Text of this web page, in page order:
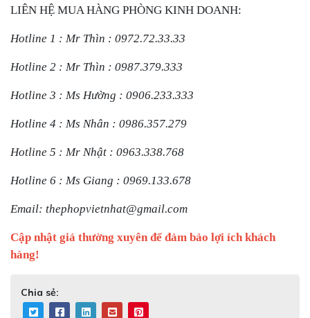
LIÊN HỆ MUA HÀNG PHÒNG KINH DOANH:
Hotline 1 : Mr Thìn : 0972.72.33.33
Hotline 2 : Mr Thìn : 0987.379.333
Hotline 3 : Ms Hường : 0906.233.333
Hotline 4 : Ms Nhân : 0986.357.279
Hotline 5 : Mr Nhật : 0963.338.768
Hotline 6 : Ms Giang : 0969.133.678
Email: thephopvietnhat@gmail.com
Cập nhật giá thường xuyên để đảm bảo lợi ích khách
hàng!
Chia sẻ: